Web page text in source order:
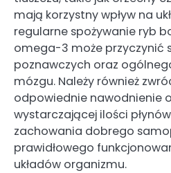
mają korzystny wpływ na
regularne spożywanie ryb
omega-3 może przyczynić
poznawczych oraz
mózgu. Należy również
odpowiednie nawodnienie
wystarczającej ilości
zachowania dobrego
prawidłowego
układów organizmu.